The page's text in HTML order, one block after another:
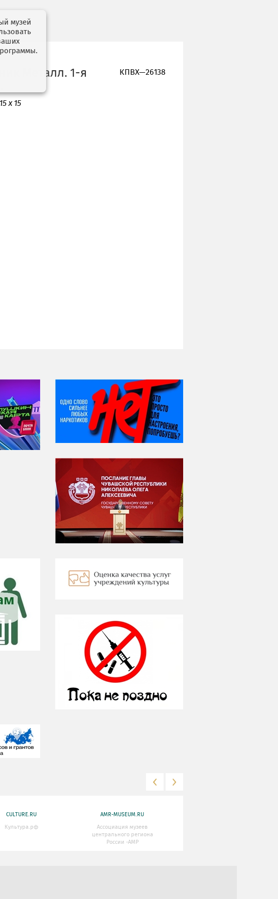
КПВХ—26138
Металл. 1-я
х 15
НИ ДНЯ БЕЗ ДАТЫ...
06 августа
Яков Яковлевич
Вебер
CULTURE.RU
Культура.рф
AMR-MUSEUM.RU
Ассоциация музеев
центрального региона
России -АМР
музей